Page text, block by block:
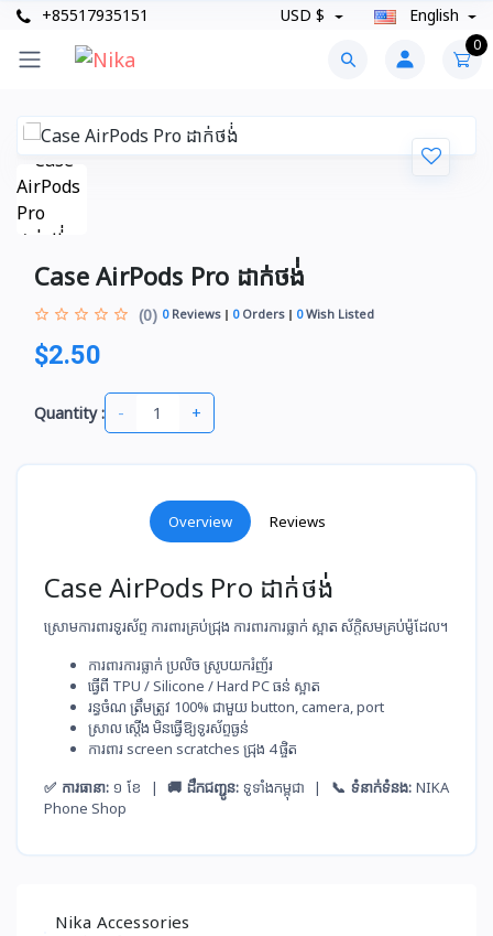
+85517935151 USD $ English
0
Case AirPods Pro ដាក់ថង់់
(0) 0Reviews 0Orders 0Wish Listed
$2.50
Quantity : - +
Overview Reviews
Case AirPods Pro ដាក់ថង់់
ស្រោមការពារទូរស័ព្ទ ការពារគ្រប់ជ្រុង ការពារការធ្លាក់ ស្អាត ស័ក្តិសម​គ្រប់ម៉ូដែល។
ការពារ​ការ​ធ្លាក់​ ប្រលិច​ ស្រូប​យករំញ័រ
ធ្វើ​ពី​ TPU / Silicone / Hard PC ធន់​ ស្អាត
រ​ន្ធ​ចំណ​ ត្រឹម​ត្រូវ​ 100% ជាមួយ​ button, camera, port
ស្រាល​ ស្ដើង​ មិន​ធ្វើ​ឱ្យ​ទូរស័ព្ទ​ធ្ងន់
ការពារ​ screen scratches ជ្រុង​ 4 ផ្ចិត
✅ ការធានា: ១ ខែ | 🚚 ដឹកជញ្ជូន: ទូទាំងកម្ពុជា | 📞 ទំនាក់ទំនង:NIKA
Phone Shop
Nika Accessories